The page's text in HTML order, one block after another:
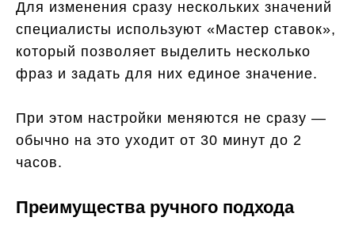
Для изменения сразу нескольких значений
специалисты используют «Мастер ставок»,
который позволяет выделить несколько
фраз и задать для них единое значение.
При этом настройки меняются не сразу —
обычно на это уходит от 30 минут до 2
часов.
Преимущества ручного подхода